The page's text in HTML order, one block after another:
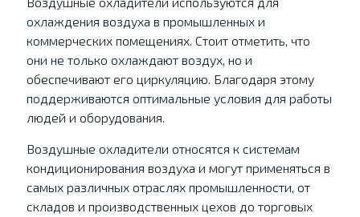
охлаждения воздуха в промышленных и
коммерческих помещениях. Стоит отметить, что
они не только охлаждают воздух, но и
обеспечивают его циркуляцию. Благодаря этому
поддерживаются оптимальные условия для работы
людей и оборудования.
Воздушные охладители относятся к системам
кондиционирования воздуха и могут применяться в
самых различных отраслях промышленности, от
складов и производственных цехов до торговых